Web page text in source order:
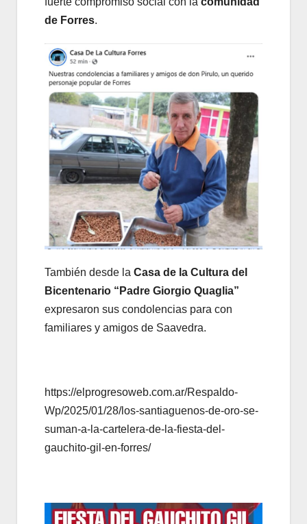
de Forres.
También desde la Casa de la Cultura del
Bicentenario “Padre Giorgio Quaglia”
expresaron sus condolencias para con
familiares y amigos de Saavedra.
https://elprogresoweb.com.ar/Respaldo-
Wp/2025/01/28/los-santiaguenos-de-oro-se-
suman-a-la-cartelera-de-la-fiesta-del-
gauchito-gil-en-forres/